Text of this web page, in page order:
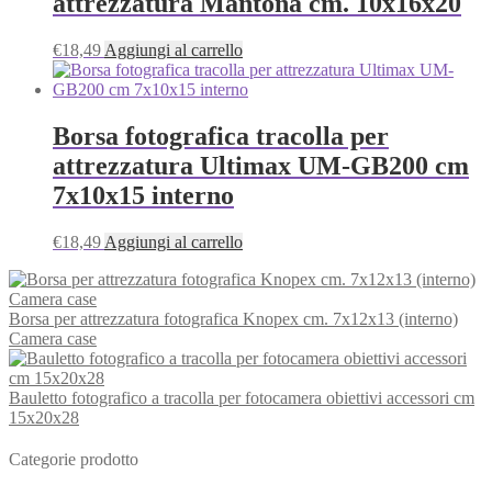
€18,49 Aggiungi al carrello
Borsa fotografica tracolla per
attrezzatura Ultimax UM-GB200 cm
7x10x15 interno
€18,49 Aggiungi al carrello
Borsa per attrezzatura fotografica Knopex cm. 7x12x13 (interno)
Camera case
Bauletto fotografico a tracolla per fotocamera obiettivi accessori cm
15x20x28
Categorie prodotto